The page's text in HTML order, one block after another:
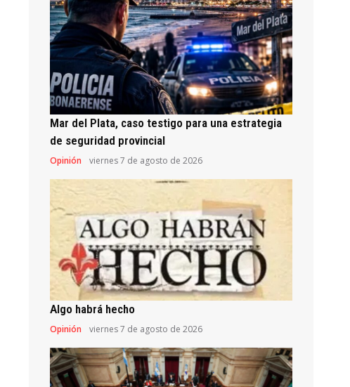
Mar del Plata, caso testigo para una estrategia
de seguridad provincial
Opinión viernes 7 de agosto de 2026
Algo habrá hecho
Opinión viernes 7 de agosto de 2026